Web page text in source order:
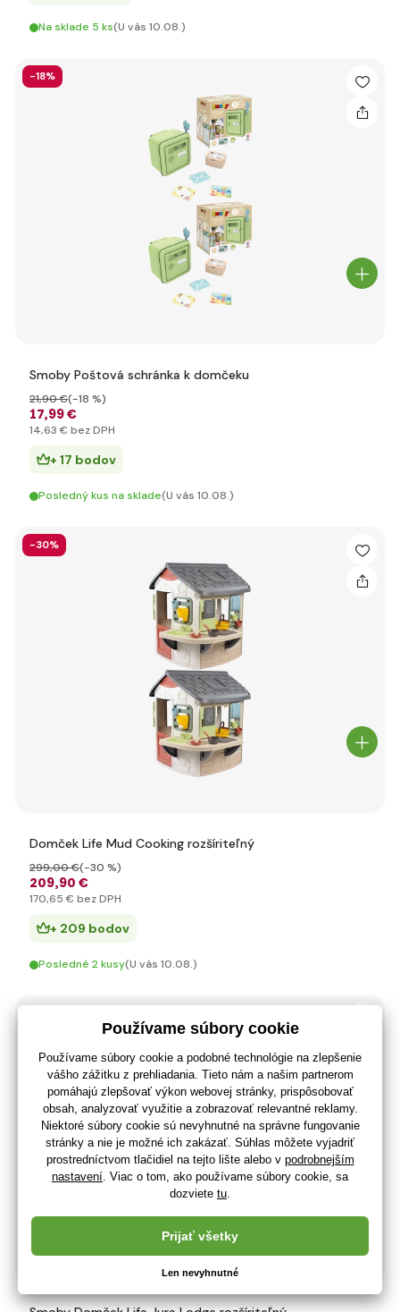
Na sklade 5 ks(U vás 10.08.)
-18%
Smoby Poštová schránka k domčeku
17,99 €
21,90 €(-18 %)
14,63 € bez DPH
+ 17 bodov
Posledný kus na sklade(U vás 10.08.)
-30%
Domček Life Mud Cooking rozšíriteľný
209,90 €
299,00 €(-30 %)
170,65 € bez DPH
+ 209 bodov
Posledné 2 kusy(U vás 10.08.)